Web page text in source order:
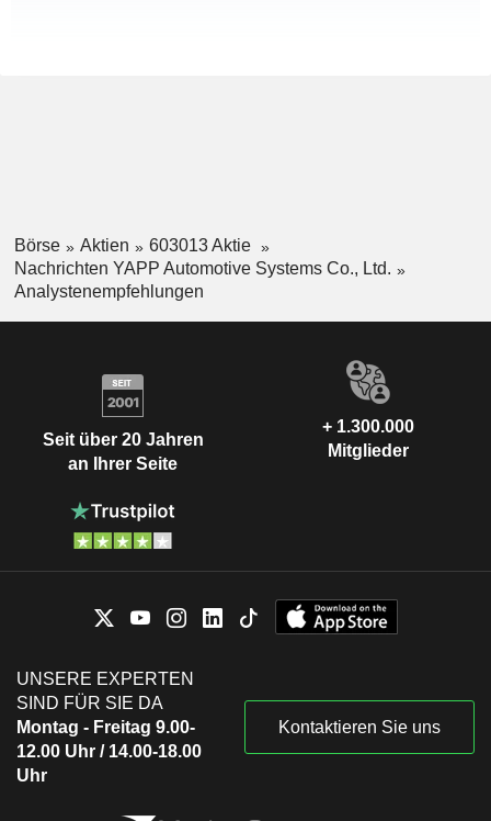
Börse Aktien
603013 Aktie
Nachrichten YAPP Automotive Systems Co., Ltd.
Analystenempfehlungen
Seit über 20 Jahren
an Ihrer Seite
+ 1.300.000
Mitglieder
UNSERE EXPERTEN
SIND FÜR SIE DA
Montag - Freitag 9.00-
12.00 Uhr / 14.00-18.00
Uhr
Kontaktieren Sie uns